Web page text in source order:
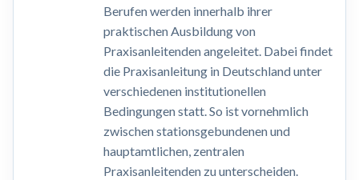
Berufen werden innerhalb ihrer
praktischen Ausbildung von
Praxisanleitenden angeleitet. Dabei findet
die Praxisanleitung in Deutschland unter
verschiedenen institutionellen
Bedingungen statt. So ist vornehmlich
zwischen stationsgebundenen und
hauptamtlichen, zentralen
Praxisanleitenden zu unterscheiden.